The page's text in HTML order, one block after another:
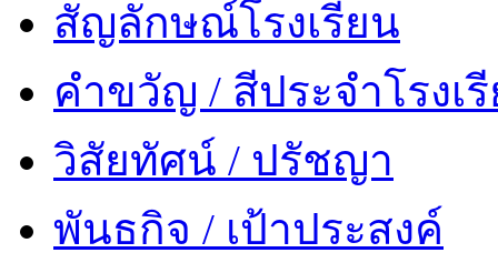
สัญลักษณ์โรงเรียน
คำขวัญ / สีประจำโรงเ
วิสัยทัศน์ / ปรัชญา
พันธกิจ / เป้าประสงค์